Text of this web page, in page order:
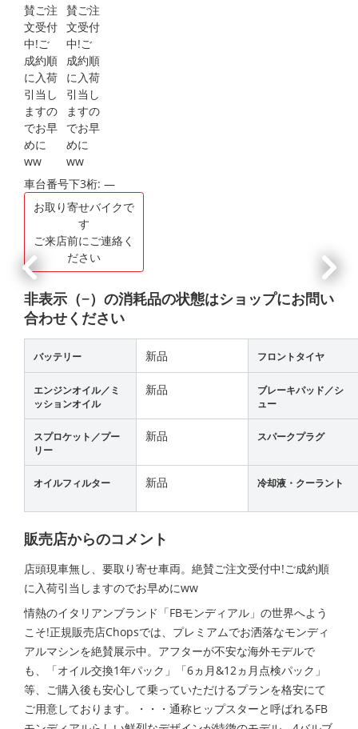
車台番号下3桁: ―
お取り寄せバイクで
す
ご来店前にご連絡く
ださい
非表示（−）の消耗品の状態はショップにお問い
合わせください
バッテリー 新品 フロントタイヤ
エンジンオイル／ミ
ッションオイル
新品
ブレーキパッド／シ
ュー
スプロケット／プー
リー
新品 スパークプラグ
オイルフィルター 新品 冷却液・クーラント
販売店からのコメント
店頭現車無し、要取り寄せ車両。絶賛ご注文受付中!ご成約順
に入荷引当しますのでお早めにww
情熱のイタリアンブランド「FBモンディアル」の世界へよう
こそ!正規販売店Chopsでは、プレミアムでお洒落なモンディ
アルマシンを絶賛展示中。アフターが不安な海外モデルで
も、「オイル交換1年パック」「6ヵ月&12ヵ月点検パック」
等、ご購入後も安心して乗っていただけるプランを格安にて
ご用意しております。・・・通称ヒップスターと呼ばれるFB